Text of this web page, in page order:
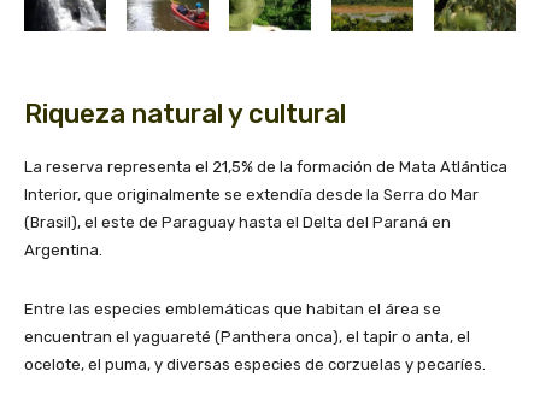
Riqueza natural y cultural
La reserva representa el 21,5% de la formación de Mata Atlántica
Interior, que originalmente se extendía desde la Serra do Mar
(Brasil), el este de Paraguay hasta el Delta del Paraná en
Argentina.
Entre las especies emblemáticas que habitan el área se
encuentran el yaguareté (Panthera onca), el tapir o anta, el
ocelote, el puma, y diversas especies de corzuelas y pecaríes.